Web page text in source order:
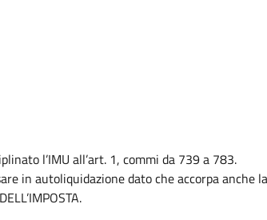
l’IMU all’art. 1, commi da 739 a 783.
in autoliquidazione dato che accorpa anche